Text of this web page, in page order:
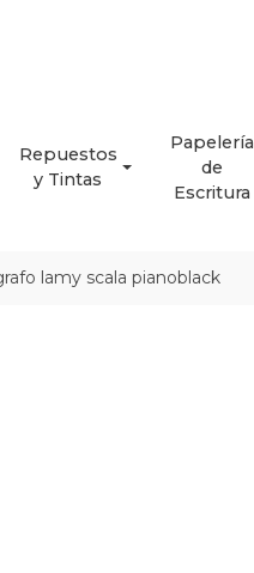
Repuestos
y Tintas
Papelería
de
Escritura
lamy scala pianoblack